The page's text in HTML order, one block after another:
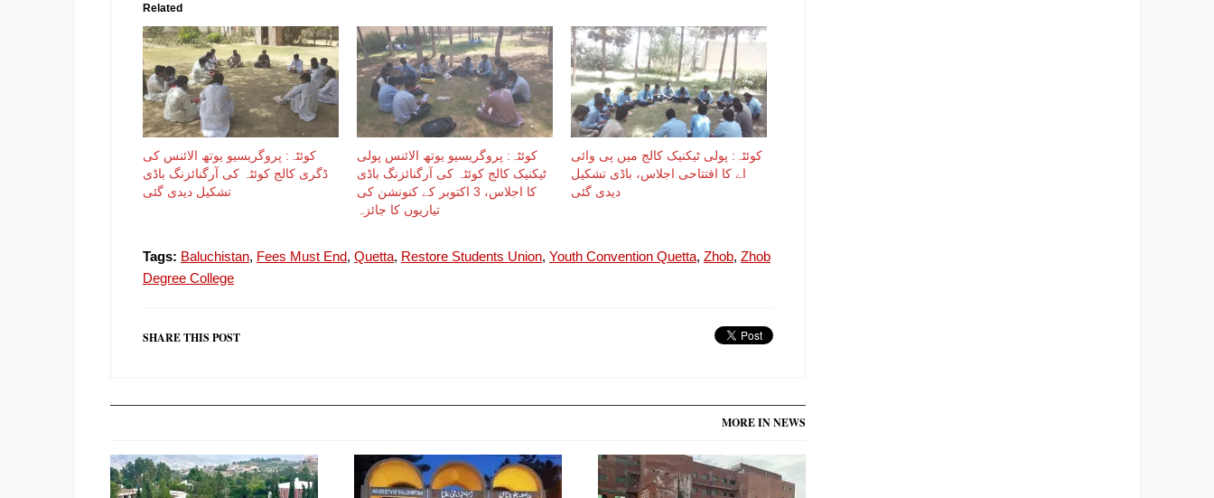
Related
کوئٹہ: پروگریسیو یوتھ الائنس کی
ڈگری کالج کوئٹہ کی آرگنائزنگ باڈی
تشکیل دیدی گئی
کوئٹہ: پروگریسیو یوتھ الائنس پولی
ٹیکنیک کالج کوئٹہ کی آرگنائزنگ باڈی
کا اجلاس، 3 اکتوبر کے کنونشن کی
تیاریوں کا جائزہ
کوئٹہ: پولی ٹیکنیک کالج میں پی وائی
اے کا افتتاحی اجلاس، باڈی تشکیل
دیدی گئی
Tags: Baluchistan, Fees Must End, Quetta, Restore Students Union, Youth Convention Quetta, Zhob, Zhob
Degree College
SHARE THIS POST
MORE IN NEWS